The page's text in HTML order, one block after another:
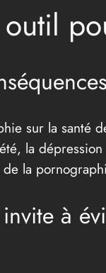
sur la santé
la
de la
à